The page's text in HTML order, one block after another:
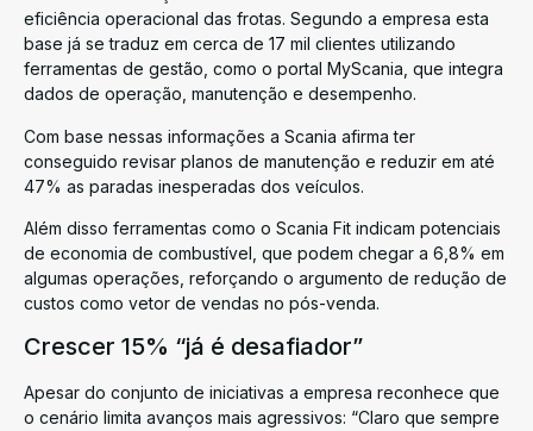
eficiência operacional das frotas. Segundo a empresa esta
base já se traduz em cerca de 17 mil clientes utilizando
ferramentas de gestão, como o portal MyScania, que integra
dados de operação, manutenção e desempenho.
Com base nessas informações a Scania afirma ter
conseguido revisar planos de manutenção e reduzir em até
47% as paradas inesperadas dos veículos.
Além disso ferramentas como o Scania Fit indicam potenciais
de economia de combustível, que podem chegar a 6,8% em
algumas operações, reforçando o argumento de redução de
custos como vetor de vendas no pós-venda.
Crescer 15% “já é desafiador”
Apesar do conjunto de iniciativas a empresa reconhece que
o cenário limita avanços mais agressivos: “Claro que sempre